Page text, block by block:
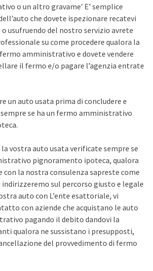
o un altro gravame’ E’ semplice
che dovete ispezionare recatevi
o usufruendo del nostro servizio avrete
su come procedere qualora la
amministrativo e dovete vendere
il fermo e/o pagare l’agenzia entrate
un auto usata prima di concludere e
se ha un fermo amministrativo
la vostra auto usata verificate sempre se
pignoramento ipoteca, qualora
con la nostra consulenza sapreste come
indirizzeremo sul percorso giusto e legale
auto con L’ente esattoriale, vi
con aziende che acquistano le auto
pagando il debito dandovi la
qualora ne sussistano i presupposti,
del provvedimento di fermo